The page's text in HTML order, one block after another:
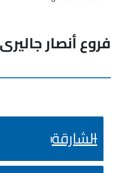
فروع أنصار جاليرى
الشارقة